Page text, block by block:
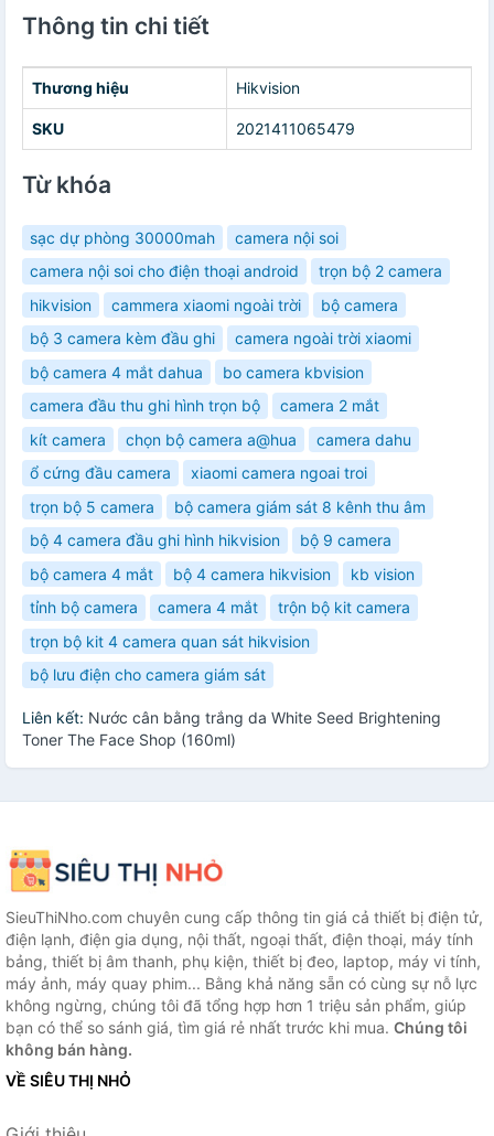
Thông tin chi tiết
Thương hiệu Hikvision
SKU 2021411065479
Từ khóa
sạc dự phòng 30000mah
camera nội soi
camera nội soi cho điện thoại android
trọn bộ 2 camera
hikvision
cammera xiaomi ngoài trời
bộ camera
bộ 3 camera kèm đầu ghi
camera ngoài trời xiaomi
bộ camera 4 mắt dahua
bo camera kbvision
camera đầu thu ghi hình trọn bộ
camera 2 mắt
kít camera
chọn bộ camera a@hua
camera dahu
ổ cứng đầu camera
xiaomi camera ngoai troi
trọn bộ 5 camera
bộ camera giám sát 8 kênh thu âm
bộ 4 camera đầu ghi hình hikvision
bộ 9 camera
bộ camera 4 mắt
bộ 4 camera hikvision
kb vision
tỉnh bộ camera
camera 4 mắt
trộn bộ kit camera
trọn bộ kit 4 camera quan sát hikvision
bộ lưu điện cho camera giám sát
Liên kết: Nước cân bằng trắng da White Seed Brightening
Toner The Face Shop (160ml)
SieuThiNho.com chuyên cung cấp thông tin giá cả thiết bị điện tử,
điện lạnh, điện gia dụng, nội thất, ngoại thất, điện thoại, máy tính
bảng, thiết bị âm thanh, phụ kiện, thiết bị đeo, laptop, máy vi tính,
máy ảnh, máy quay phim... Bằng khả năng sẵn có cùng sự nỗ lực
không ngừng, chúng tôi đã tổng hợp hơn 1 triệu sản phẩm, giúp
bạn có thể so sánh giá, tìm giá rẻ nhất trước khi mua. Chúng tôi
không bán hàng.
VỀ SIÊU THỊ NHỎ